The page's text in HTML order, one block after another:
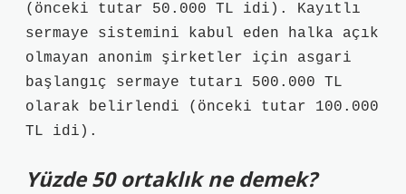
(önceki tutar 50.000 TL idi). Kayıtlı
sermaye sistemini kabul eden halka açık
olmayan anonim şirketler için asgari
başlangıç ​​sermaye tutarı 500.000 TL
olarak belirlendi (önceki tutar 100.000
TL idi).
Yüzde 50 ortaklık ne demek?